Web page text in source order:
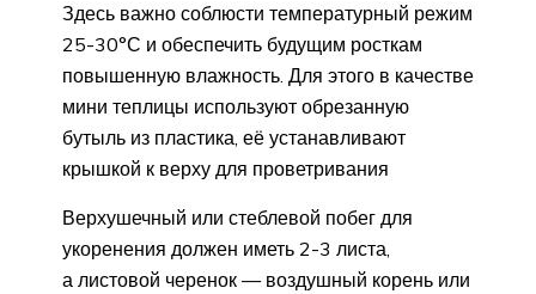
Здесь важно соблюсти температурный режим
25-30°С и обеспечить будущим росткам
повышенную влажность. Для этого в качестве
мини теплицы используют обрезанную
бутыль из пластика, её устанавливают
крышкой к верху для проветривания
Верхушечный или стеблевой побег для
укоренения должен иметь 2-3 листа,
а листовой черенок — воздушный корень или